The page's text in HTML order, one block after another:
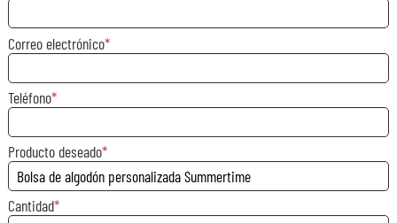
Correo electrónico
Teléfono
Producto deseado
Cantidad